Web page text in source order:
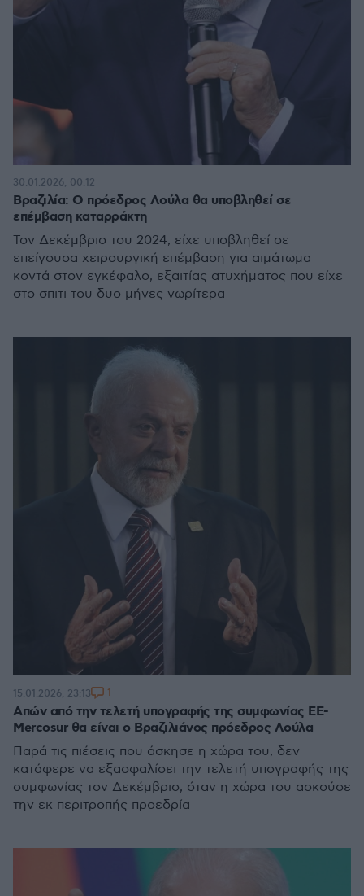
Βραζιλία: Ο πρόεδρος Λούλα θα υποβληθεί σε
επέμβαση καταρράκτη
Τον Δεκέμβριο του 2024, είχε υποβληθεί σε
επείγουσα χειρουργική επέμβαση για αιμάτωμα
κοντά στον εγκέφαλο, εξαιτίας ατυχήματος που είχε
στο σπιτι του δυο μήνες νωρίτερα
30.01.2026, 00:12
Απών από την τελετή υπογραφής της συμφωνίας EE-
Mercosur θα είναι ο Βραζιλιάνος πρόεδρος Λούλα
Παρά τις πιέσεις που άσκησε η χώρα του, δεν
κατάφερε να εξασφαλίσει την τελετή υπογραφής της
συμφωνίας τον Δεκέμβριο, όταν η χώρα του ασκούσε
την εκ περιτροπής προεδρία
15.01.2026, 23:13 1